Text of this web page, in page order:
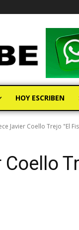
HOY ESCRIBEN
Javier Coello Trejo "El